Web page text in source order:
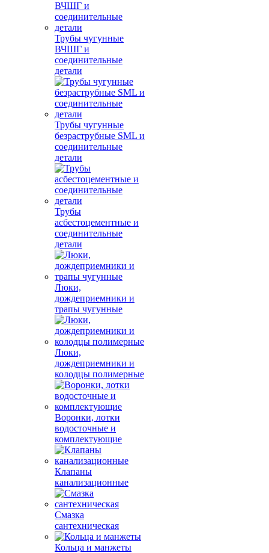
Трубы чугунные
ВЧШГ и
соединительные
детали
Трубы чугунные
безраструбные SML и
соединительные
детали
Трубы
асбестоцементные и
соединительные
детали
Люки,
дождеприемники и
трапы чугунные
Люки,
дождеприемники и
колодцы полимерные
Воронки, лотки
водосточные и
комплектующие
Клапаны
канализационные
Смазка
сантехническая
Кольца и манжеты